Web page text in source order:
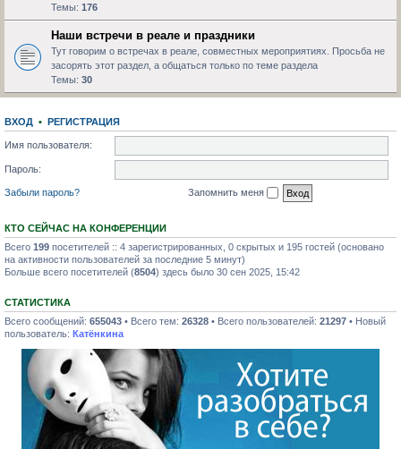
Темы: 176
Наши встречи в реале и праздники
Тут говорим о встречах в реале, совместных мероприятиях. Просьба не
засорять этот раздел, а общаться только по теме раздела
Темы: 30
ВХОД • РЕГИСТРАЦИЯ
Имя пользователя:
Пароль:
Забыли пароль? Запомнить меня
КТО СЕЙЧАС НА КОНФЕРЕНЦИИ
Всего 199 посетителей :: 4 зарегистрированных, 0 скрытых и 195 гостей (основано
на активности пользователей за последние 5 минут)
Больше всего посетителей (8504) здесь было 30 сен 2025, 15:42
СТАТИСТИКА
Всего сообщений: 655043 • Всего тем: 26328 • Всего пользователей: 21297 • Новый
пользователь: Катёнкина